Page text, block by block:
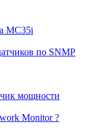
MC35i
по SNMP
мощности
Monitor ?